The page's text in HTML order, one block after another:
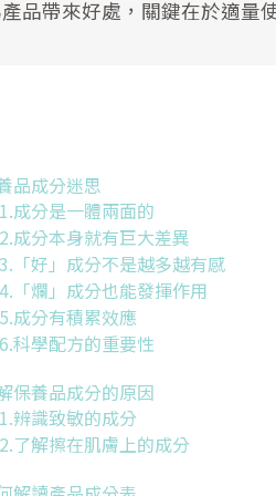
品帶來好處，關鍵在於適量
品成分迷思
1.成分是一體兩面的
2.成分本身就有巨大差異
3.「好」成分不是越多越有感
4.「爛」成分也能發揮作用
5.成分有積累效應
6.科學配方的重要性
保養品成分的原因
1.辨識致敏的成分
2.了解擦在肌膚上的成分